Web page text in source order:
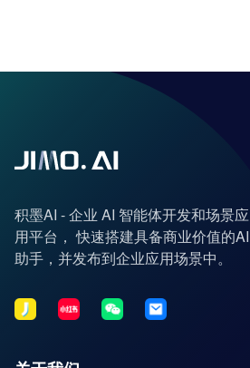
积墨AI - 企业 AI 智能体开发和场景应
用平台， 快速搭建具备商业价值的AI
助手，并发布到企业应用场景中。